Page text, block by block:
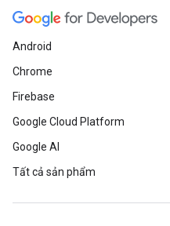
Android
Chrome
Firebase
Google Cloud Platform
Google AI
Tất cả sản phẩm